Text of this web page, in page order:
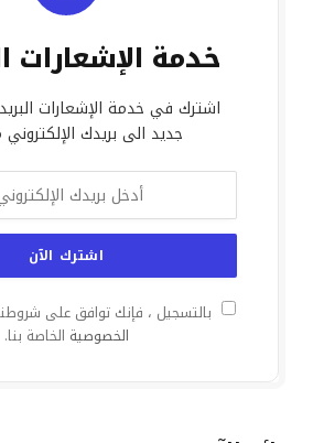
خدمة الإشعارات
اشترك في خدمة الإشعارات
جديد الى بريدك
بالتسجيل ، فإنك توافق على
الخصوصية الخاصة بنا.